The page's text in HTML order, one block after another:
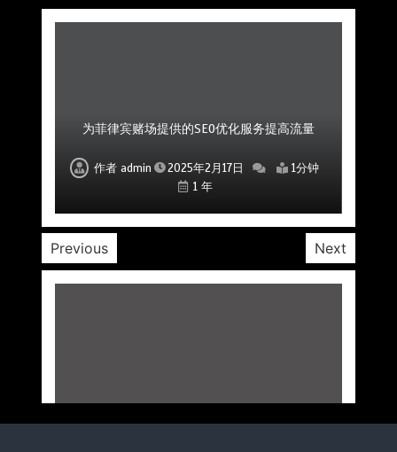
专业的SEO优化公司助力赌场平台成功
作者 admin 2025年2月17日
1分钟
1 年
为菲律宾赌场提供的SEO优化服务提高流量
作者 admin 2025年2月17日
1分钟
1 年
菲律宾赌场SEO公司如何帮助提高品牌曝光度
作者 admin 2025年2月17日
1分钟
1 年
提升菲律宾赌场SEO排名的优化服务
作者 admin 2025年2月17日
1分钟
1 年
菲律宾赌场公司如何通过社区互动提升用户粘性
作者 admin 2025年2月17日
1分钟
1 年
如何利用SEO提升菲律宾赌场的市场影响力
作者 admin 2025年2月17日
1分钟
1 年
专业SEO公司助力赌场品牌建设
作者 admin 2025年2月17日
1分钟
1 年
Previous Next